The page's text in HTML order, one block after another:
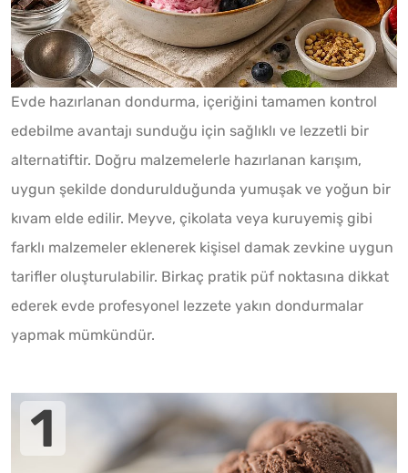
Evde hazırlanan dondurma, içeriğini tamamen kontrol
edebilme avantajı sunduğu için sağlıklı ve lezzetli bir
alternatiftir. Doğru malzemelerle hazırlanan karışım,
uygun şekilde dondurulduğunda yumuşak ve yoğun bir
kıvam elde edilir. Meyve, çikolata veya kuruyemiş gibi
farklı malzemeler eklenerek kişisel damak zevkine uygun
tarifler oluşturulabilir. Birkaç pratik püf noktasına dikkat
ederek evde profesyonel lezzete yakın dondurmalar
yapmak mümkündür.